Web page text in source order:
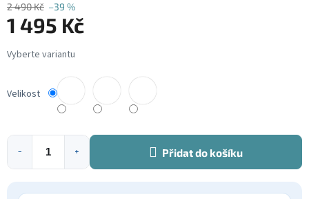
2 490 Kč –39 %
1 495 Kč
Měrná
cena:
Velikost
+
− Přidat do košíku